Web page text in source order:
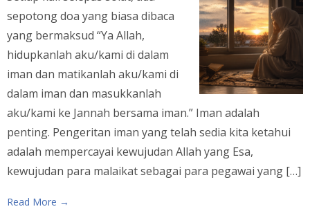
sepotong doa yang biasa dibaca
yang bermaksud “Ya Allah,
hidupkanlah aku/kami di dalam
iman dan matikanlah aku/kami di
dalam iman dan masukkanlah
aku/kami ke Jannah bersama iman.” Iman adalah
penting. Pengeritan iman yang telah sedia kita ketahui
adalah mempercayai kewujudan Allah yang Esa,
kewujudan para malaikat sebagai para pegawai yang […]
Read More →